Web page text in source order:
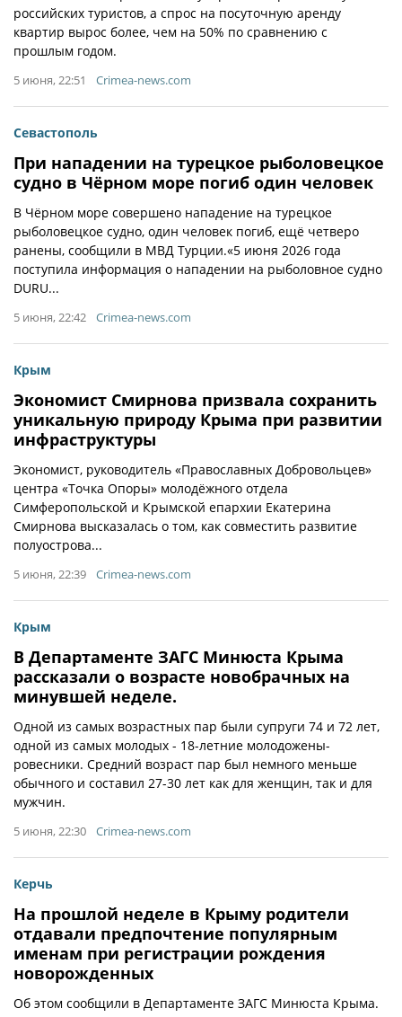
российских туристов, а спрос на посуточную аренду
квартир вырос более, чем на 50% по сравнению с
прошлым годом.
5 июня, 22:51 Crimea-news.com
Севастополь
При нападении на турецкое рыболовецкое
судно в Чёрном море погиб один человек
В Чёрном море совершено нападение на турецкое
рыболовецкое судно, один человек погиб, ещё четверо
ранены, сообщили в МВД Турции.«5 июня 2026 года
поступила информация о нападении на рыболовное судно
DURU...
5 июня, 22:42 Crimea-news.com
Крым
Экономист Смирнова призвала сохранить
уникальную природу Крыма при развитии
инфраструктуры
Экономист, руководитель «Православных Добровольцев»
центра «Точка Опоры» молодёжного отдела
Симферопольской и Крымской епархии Екатерина
Смирнова высказалась о том, как совместить развитие
полуострова...
5 июня, 22:39 Crimea-news.com
Крым
В Департаменте ЗАГС Минюста Крыма
рассказали о возрасте новобрачных на
минувшей неделе.
Одной из самых возрастных пар были супруги 74 и 72 лет,
одной из самых молодых - 18-летние молодожены-
ровесники. Средний возраст пар был немного меньше
обычного и составил 27-30 лет как для женщин, так и для
мужчин.
5 июня, 22:30 Crimea-news.com
Керчь
На прошлой неделе в Крыму родители
отдавали предпочтение популярным
именам при регистрации рождения
новорожденных
Об этом сообщили в Департаменте ЗАГС Минюста Крыма.